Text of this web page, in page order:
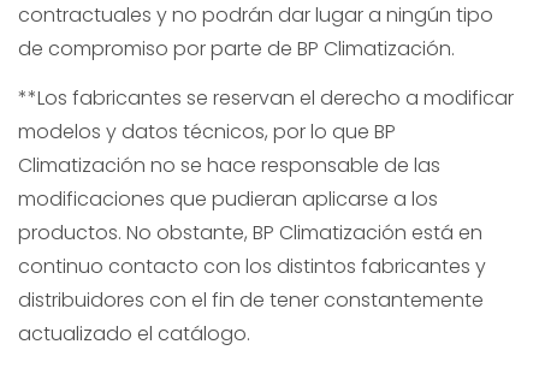
contractuales y no podrán dar lugar a ningún tipo
de compromiso por parte de BP Climatización.
**Los fabricantes se reservan el derecho a modificar
modelos y datos técnicos, por lo que BP
Climatización no se hace responsable de las
modificaciones que pudieran aplicarse a los
productos. No obstante, BP Climatización está en
continuo contacto con los distintos fabricantes y
distribuidores con el fin de tener constantemente
actualizado el catálogo.